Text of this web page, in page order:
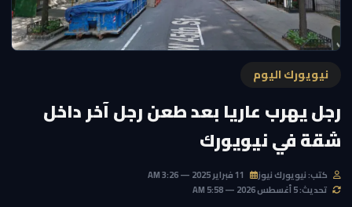
نيويورك اليوم
رجل يهرب عاريا بعد طعن رجل آخر داخل
شقة في نيويورك
كتب: نيويورك نيوز
تحديث: 5 أغسطس 2026 — 5:58 AM